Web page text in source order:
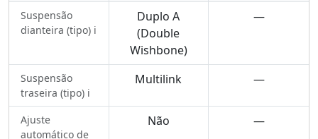
Suspensão
dianteira (tipo) ℹ️
Duplo A
(Double
Wishbone)
—
Suspensão
traseira (tipo) ℹ️
Multilink —
Ajuste
automático de
Não —